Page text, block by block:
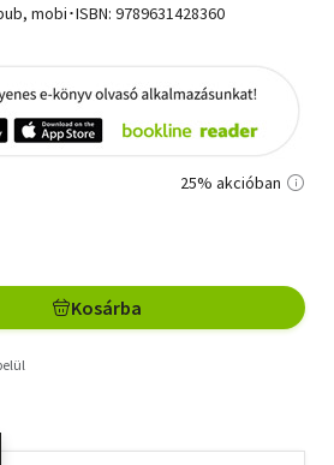
mobi･ISBN: 9789631428360
25% akcióban
Kosárba